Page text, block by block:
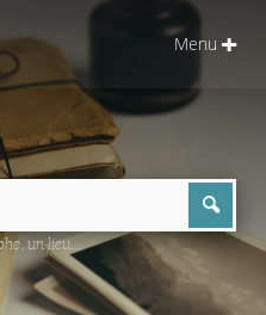
Menu
un lieu...